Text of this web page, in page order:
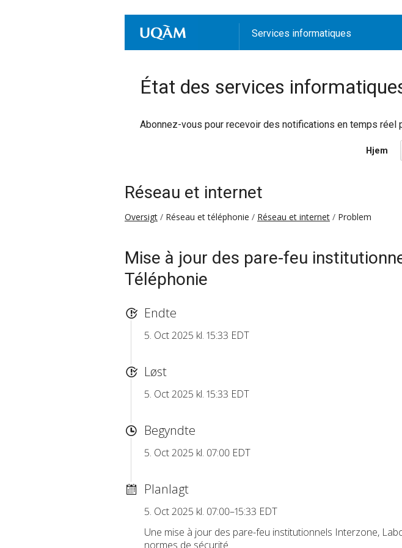
Services informatiques
État des services
Abonnez-vous pour recevoir des notifications en temps réel
Hjem
Réseau et internet
Oversigt Réseau et téléphonie Réseau et internet Problem
Mise à jour des pare-feu
Téléphonie
Endte
5. Oct 2025 kl. 15:33 EDT
Løst
5. Oct 2025 kl. 15:33 EDT
Begyndte
5. Oct 2025 kl. 07:00 EDT
Planlagt
5. Oct 2025 kl. 07:00–15:33 EDT
Une mise à jour des pare-feu institutionnels Interzone,
normes de sécurité.